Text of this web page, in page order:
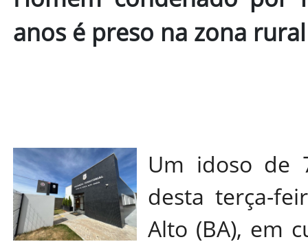
anos é preso na zona
Um idoso de
desta terça-
Alto (BA), em